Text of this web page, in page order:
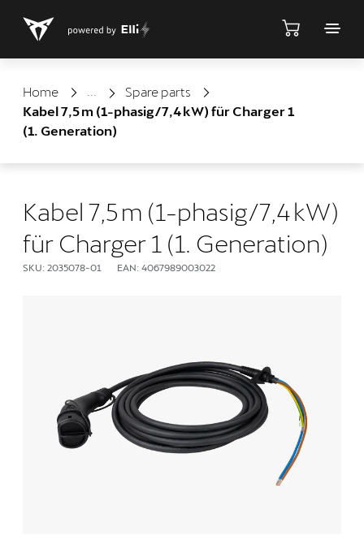
Home ShopSpare parts
Kabel 7,5 m (1-phasig/7,4 kW) für Charger 1
(1. Generation)
Kabel 7,5 m (1-phasig/7,4 kW)
für Charger 1 (1. Generation)
SKU: 2035078-01 EAN: 4067989003022